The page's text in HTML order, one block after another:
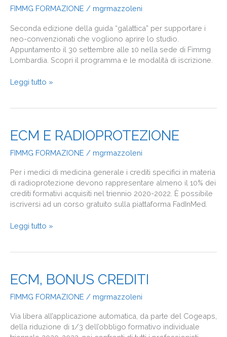
FIMMG FORMAZIONE / mgrmazzoleni
Seconda edizione della guida “galattica” per supportare i
neo-convenzionati che vogliono aprire lo studio.
Appuntamento il 30 settembre alle 10 nella sede di Fimmg
Lombardia. Scopri il programma e le modalità di iscrizione.
COME
UNO
STUDIO
Leggi tutto »
ECM E RADIOPROTEZIONE
FIMMG FORMAZIONE / mgrmazzoleni
Per i medici di medicina generale i crediti specifici in materia
di radioprotezione devono rappresentare almeno il 10% dei
crediti formativi acquisiti nel triennio 2020-2022. È possibile
iscriversi ad un corso gratuito sulla piattaforma FadInMed.
ECM
E
RADIOPROTEZIONE
Leggi tutto »
ECM, BONUS CREDITI
FIMMG FORMAZIONE / mgrmazzoleni
Via libera all’applicazione automatica, da parte del Cogeaps,
della riduzione di 1/3 dell’obbligo formativo individuale
ECM,
BONUS
CREDITI